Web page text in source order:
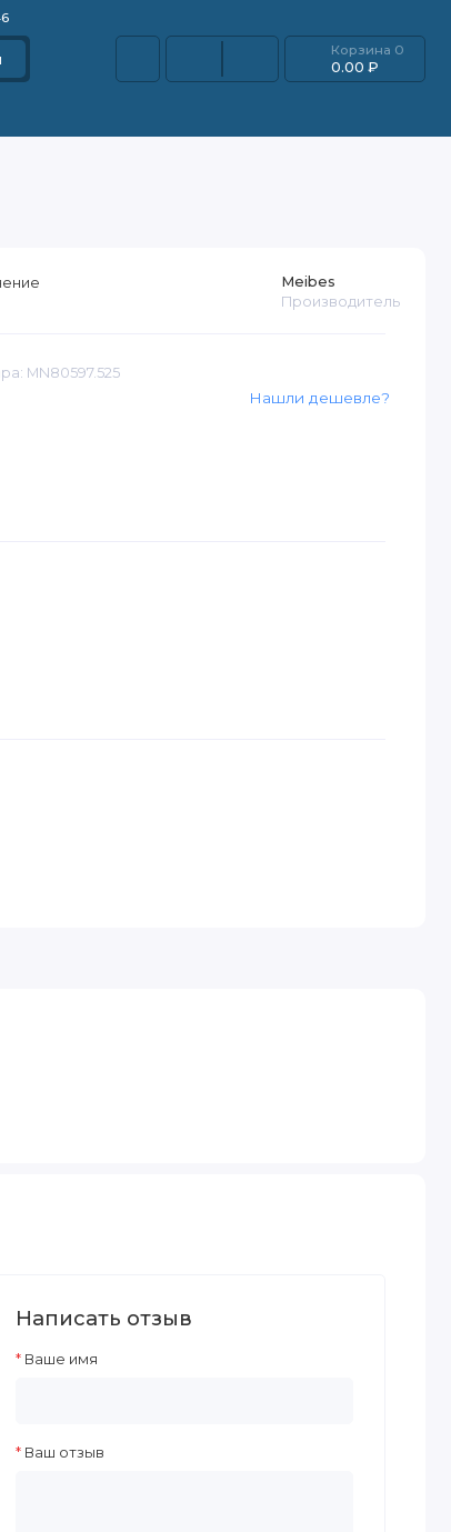
Корзина 0
0.00 ₽
MN80597.525
Meibes
Производитель
Нашли дешевле?
Написать отзыв
Ваше имя
Ваш отзыв